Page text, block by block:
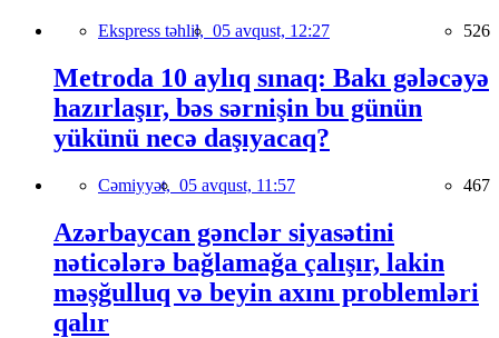
Ekspress təhlil, 05 avqust, 12:27 526
Metroda 10 aylıq sınaq: Bakı gələcəyə
hazırlaşır, bəs sərnişin bu günün
yükünü necə daşıyacaq?
Cəmiyyət, 05 avqust, 11:57 467
Azərbaycan gənclər siyasətini
nəticələrə bağlamağa çalışır, lakin
məşğulluq və beyin axını problemləri
qalır